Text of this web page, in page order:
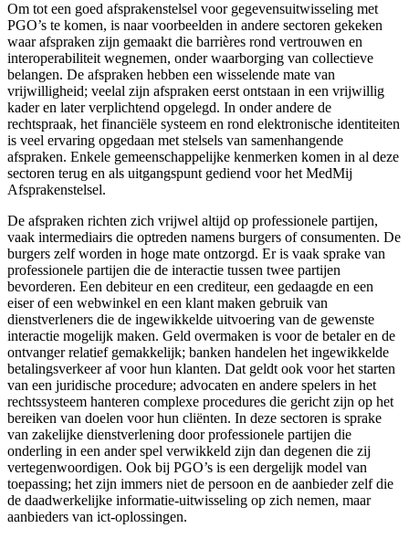
Om tot een goed afsprakenstelsel voor gegevensuitwisseling met
PGO’s te komen, is naar voorbeelden in andere sectoren gekeken
waar afspraken zijn gemaakt die barrières rond vertrouwen en
interoperabiliteit wegnemen, onder waarborging van collectieve
belangen. De afspraken hebben een wisselende mate van
vrijwilligheid; veelal zijn afspraken eerst ontstaan in een vrijwillig
kader en later verplichtend opgelegd. In onder andere de
rechtspraak, het financiële systeem en rond elektronische identiteiten
is veel ervaring opgedaan met stelsels van samenhangende
afspraken. Enkele gemeenschappelijke kenmerken komen in al deze
sectoren terug en als uitgangspunt gediend voor het MedMij
Afsprakenstelsel.
De afspraken richten zich vrijwel altijd op professionele partijen,
vaak intermediairs die optreden namens burgers of consumenten. De
burgers zelf worden in hoge mate ontzorgd. Er is vaak sprake van
professionele partijen die de interactie tussen twee partijen
bevorderen. Een debiteur en een crediteur, een gedaagde en een
eiser of een webwinkel en een klant maken gebruik van
dienstverleners die de ingewikkelde uitvoering van de gewenste
interactie mogelijk maken. Geld overmaken is voor de betaler en de
ontvanger relatief gemakkelijk; banken handelen het ingewikkelde
betalingsverkeer af voor hun klanten. Dat geldt ook voor het starten
van een juridische procedure; advocaten en andere spelers in het
rechtssysteem hanteren complexe procedures die gericht zijn op het
bereiken van doelen voor hun cliënten. In deze sectoren is sprake
van zakelijke dienstverlening door professionele partijen die
onderling in een ander spel verwikkeld zijn dan degenen die zij
vertegenwoordigen. Ook bij PGO’s is een dergelijk model van
toepassing; het zijn immers niet de persoon en de aanbieder zelf die
de daadwerkelijke informatie-uitwisseling op zich nemen, maar
aanbieders van ict-oplossingen.